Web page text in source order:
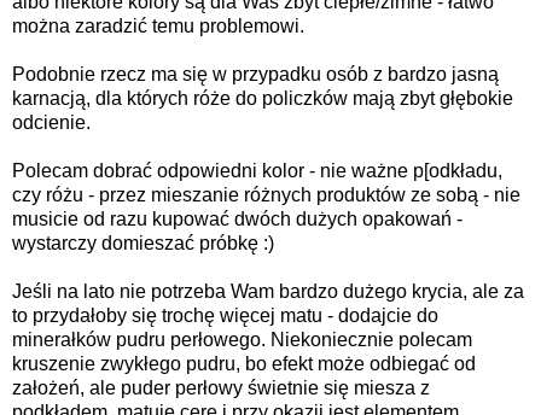
można zaradzić temu problemowi.
Podobnie rzecz ma się w przypadku osób z bardzo jasną
karnacją, dla których róże do policzków mają zbyt głębokie
odcienie.
Polecam dobrać odpowiedni kolor - nie ważne p[odkładu,
czy różu - przez mieszanie różnych produktów ze sobą - nie
musicie od razu kupować dwóch dużych opakowań -
wystarczy domieszać próbkę :)
Jeśli na lato nie potrzeba Wam bardzo dużego krycia, ale za
to przydałoby się trochę więcej matu - dodajcie do
minerałków pudru perłowego. Niekoniecznie polecam
kruszenie zwykłego pudru, bo efekt może odbiegać od
założeń, ale puder perłowy świetnie się miesza z